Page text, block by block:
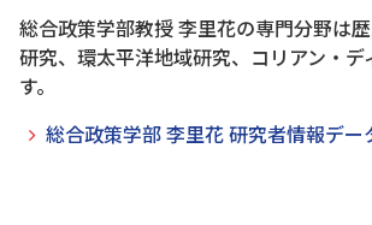
総合政策学部教授 李里花の専門分野は
研究、環太平洋地域研究、コリアン・デ
す。
総合政策学部 李里花 研究者情報デー